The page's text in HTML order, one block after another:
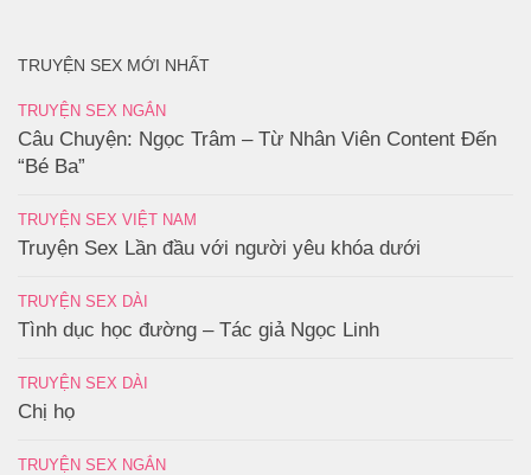
TRUYỆN SEX MỚI NHẤT
TRUYỆN SEX NGẮN
Câu Chuyện: Ngọc Trâm – Từ Nhân Viên Content Đến
“Bé Ba”
TRUYỆN SEX VIỆT NAM
Truyện Sex Lần đầu với người yêu khóa dưới
TRUYỆN SEX DÀI
Tình dục học đường – Tác giả Ngọc Linh
TRUYỆN SEX DÀI
Chị họ
TRUYỆN SEX NGẮN